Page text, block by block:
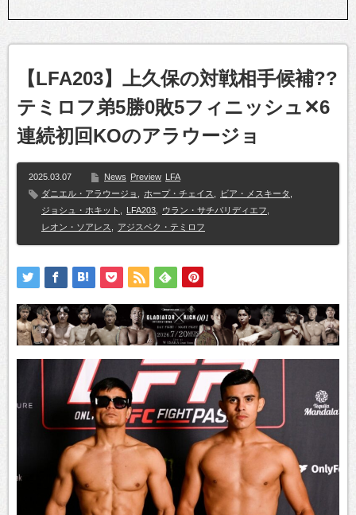
【LFA203】上久保の対戦相手候補??
テミロフ弟5勝0敗5フィニッシュ✕6
連続初回KOのアラウージョ
2025.03.07 News Preview LFA
ダニエル・アラウージョ
ホープ・チェイス ビア・メスキータ
ジョシュ・ホキット
LFA203 ウラン・サチバリディエフ
レオン・ソアレス
アジスベク・テミロフ